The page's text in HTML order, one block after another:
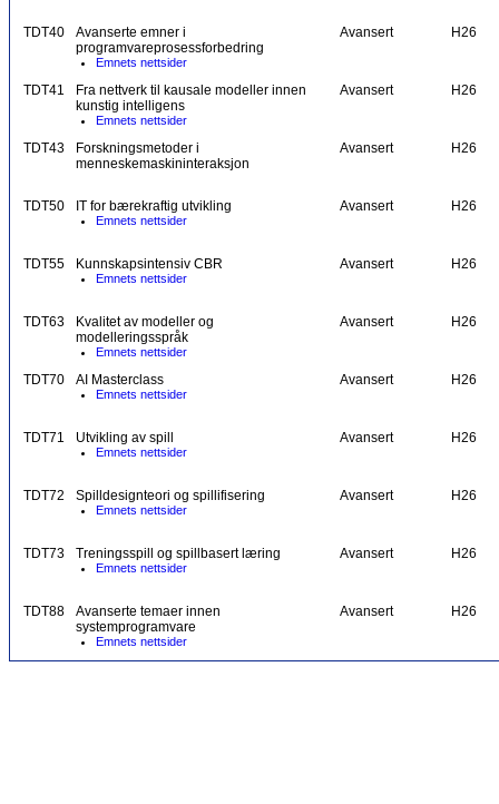
TDT40
Avanserte emner i
programvareprosessforbedring
Emnets nettsider
Avansert H26
TDT41
Fra nettverk til kausale modeller innen
kunstig intelligens
Emnets nettsider
Avansert H26
TDT43
Forskningsmetoder i
menneskemaskininteraksjon
Avansert H26
TDT50 IT for bærekraftig utvikling
Emnets nettsider
Avansert H26
TDT55 Kunnskapsintensiv CBR
Emnets nettsider
Avansert H26
TDT63
Kvalitet av modeller og
modelleringsspråk
Emnets nettsider
Avansert H26
TDT70 AI Masterclass
Emnets nettsider
Avansert H26
TDT71 Utvikling av spill
Emnets nettsider
Avansert H26
TDT72 Spilldesignteori og spillifisering
Emnets nettsider
Avansert H26
TDT73 Treningsspill og spillbasert læring
Emnets nettsider
Avansert H26
TDT88
Avanserte temaer innen
systemprogramvare
Emnets nettsider
Avansert H26